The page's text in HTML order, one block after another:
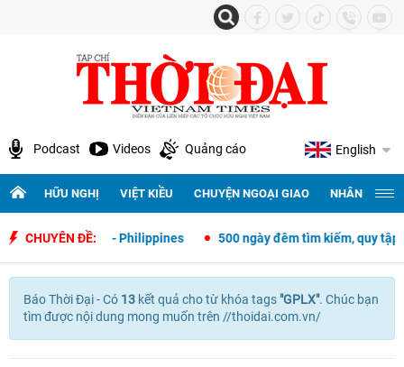
Podcast Videos Quảng cáo English
HỮU NGHỊ VIỆT KIỀU CHUYỆN NGOẠI GIAO NHÂN
CHUYÊN ĐỀ:
giao Việt Nam - Philippines 500 ngày đêm tìm kiếm, quy tập
Báo Thời Đại - Có 13 kết quả chotừ khóa tags "GPLX". Chúc bạn
tìm được nội dung mong muốn trên //thoidai.com.vn/